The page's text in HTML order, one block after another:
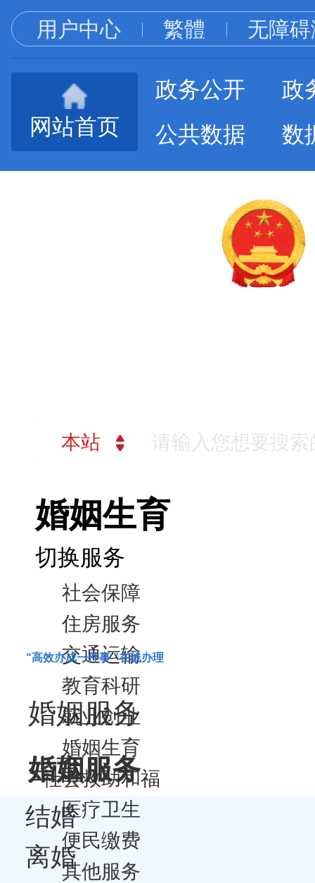
用户中心 繁體 无障
网站首页
政务公开
政
公共数据
数
婚姻生育
切换服务
社会保障
住房服务
交通运输
教育科研
就业创业
婚姻生育
社会救助和福
利
医疗卫生
便民缴费
其他服务
“高效办成一件事 ”在线办理
婚姻服务
婚姻服务
生育服务
生育服务
结婚
离婚